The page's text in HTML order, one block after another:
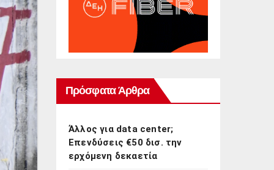
Πρόσφατα Άρθρα
Άλλος για data center;
Επενδύσεις €50 δισ. την
ερχόμενη δεκαετία